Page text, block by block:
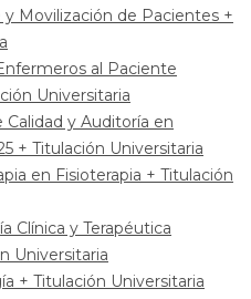
Movilización de Pacientes +
al Paciente
Universitaria
y Auditoría en
+ Titulación Universitaria
en Fisioterapia + Titulación
Clínica y Terapéutica
Universitaria
+ Titulación Universitaria